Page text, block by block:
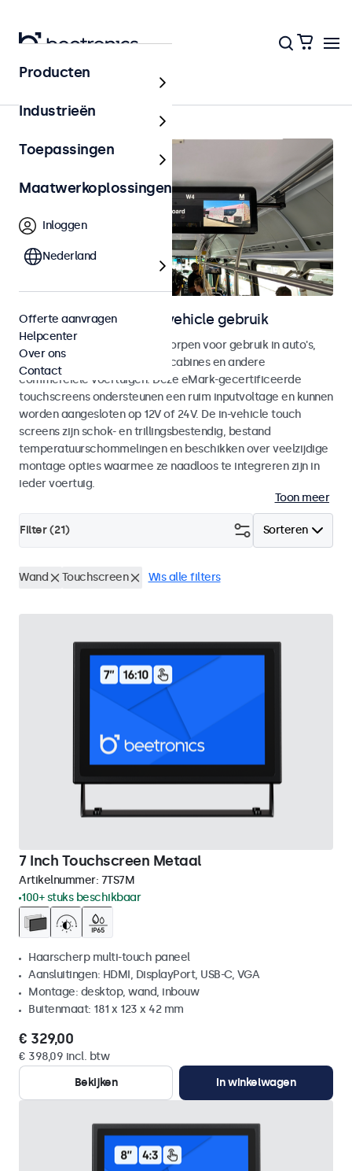
Home
Touchscreens voor in-vehicle gebruik
Touchscreen monitoren ontworpen voor gebruik in auto's,
vrachtwagens, bussen, kraancabines en andere
commerciele voertuigen. Deze eMark-gecertificeerde
touchscreens ondersteunen een ruim inputvoltage en kunnen
worden aangesloten op 12V of 24V. De in-vehicle touch
screens zijn schok- en trillingsbestendig, bestand
temperatuurschommelingen en beschikken over veelzijdige
montage opties waarmee ze naadloos te integreren zijn in
ieder voertuig.
Toon meer
Sorteren
Filter (21)
Wand Touchscreen Wis alle filters
7 Inch Touchscreen Metaal
Artikelnummer: 7TS7M
100+ stuks beschikbaar
Haarscherp multi-touch paneel
Aansluitingen: HDMI, DisplayPort, USB-C, VGA
Montage: desktop, wand, inbouw
Buitenmaat: 181 x 123 x 42 mm
€ 329,00
€ 398,09 incl. btw
Bekijken
In winkelwagen
Producten
Industrieën
Toepassingen
Maatwerkoplossingen
Inloggen
Nederland
Offerte aanvragen
Helpcenter
Over ons
Contact